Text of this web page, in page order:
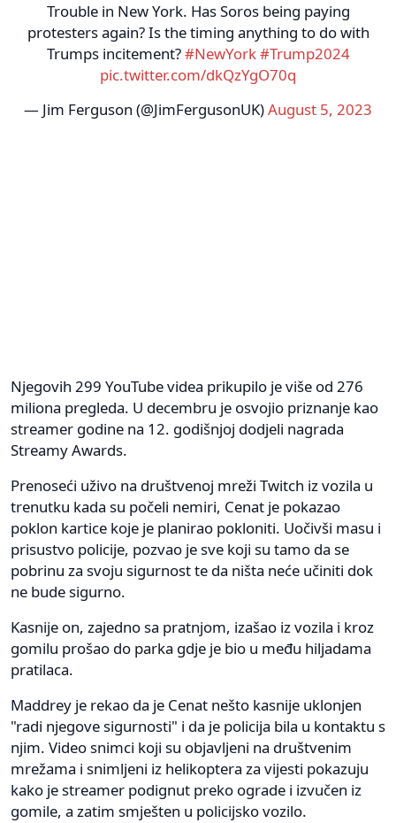
Trouble in New York. Has Soros being paying
protesters again? Is the timing anything to do with
Trumps incitement?#NewYork#Trump2024
pic.twitter.com/dkQzYgO70q
— Jim Ferguson (@JimFergusonUK)August 5, 2023
Njegovih 299 YouTube videa prikupilo je više od 276
miliona pregleda. U decembru je osvojio priznanje kao
streamer godine na 12. godišnjoj dodjeli nagrada
Streamy Awards.
Prenoseći uživo na društvenoj mreži Twitch iz vozila u
trenutku kada su počeli nemiri, Cenat je pokazao
poklon kartice koje je planirao pokloniti. Uočivši masu i
prisustvo policije, pozvao je sve koji su tamo da se
pobrinu za svoju sigurnost te da ništa neće učiniti dok
ne bude sigurno.
Kasnije on, zajedno sa pratnjom, izašao iz vozila i kroz
gomilu prošao do parka gdje je bio u među hiljadama
pratilaca.
Maddrey je rekao da je Cenat nešto kasnije uklonjen
"radi njegove sigurnosti" i da je policija bila u kontaktu s
njim. Video snimci koji su objavljeni na društvenim
mrežama i snimljeni iz helikoptera za vijesti pokazuju
kako je streamer podignut preko ograde i izvučen iz
gomile, a zatim smješten u policijsko vozilo.